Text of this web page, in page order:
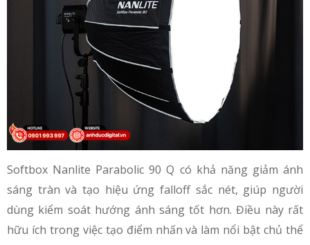
Softbox Nanlite Parabolic 90 Q có khả năng giảm ánh
sáng tràn và tạo hiệu ứng falloff sắc nét, giúp người
dùng kiểm soát hướng ánh sáng tốt hơn. Điều này rất
hữu ích trong việc tạo điểm nhấn và làm nổi bật chủ thể